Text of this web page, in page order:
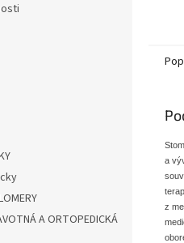
A ORTOPEDICKÁ
a
z